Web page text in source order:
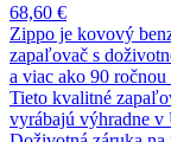
68,60 €
Zippo je kovový
zapaľovač s
a viac ako 90 ročnou
Tieto kvalitné
vyrábajú výhradne v